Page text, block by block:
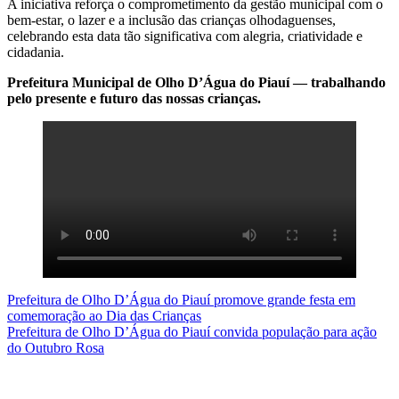
A iniciativa reforça o comprometimento da gestão municipal com o
bem-estar, o lazer e a inclusão das crianças olhodaguenses,
celebrando esta data tão significativa com alegria, criatividade e
cidadania.
Prefeitura Municipal de Olho D’Água do Piauí — trabalhando
pelo presente e futuro das nossas crianças.
Navegação
de
Post
Prefeitura de Olho D’Água do Piauí promove grande festa em
comemoração ao Dia das Crianças
Prefeitura de Olho D’Água do Piauí convida população para ação
do Outubro Rosa